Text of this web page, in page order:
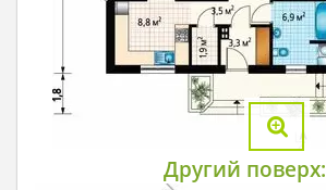
Другий поверх: